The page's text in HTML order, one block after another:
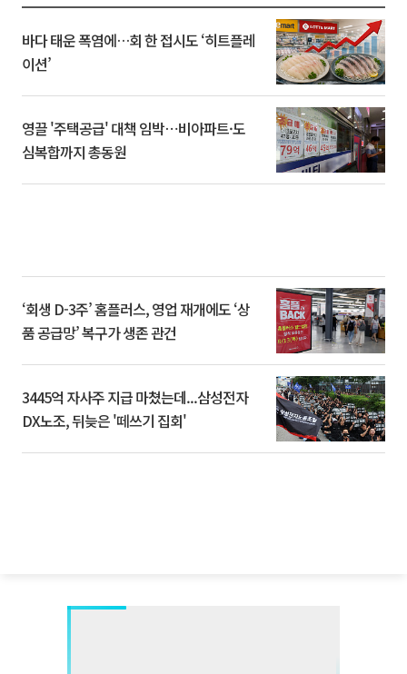
바다 태운 폭염에…회 한 접시도 ‘히트플레
이션’
영끌 '주택공급' 대책 임박⋯비아파트·도
심복합까지 총동원
‘회생 D-3주’ 홈플러스, 영업 재개에도 ‘상
품 공급망’ 복구가 생존 관건
3445억 자사주 지급 마쳤는데...삼성전자
DX노조, 뒤늦은 '떼쓰기 집회'